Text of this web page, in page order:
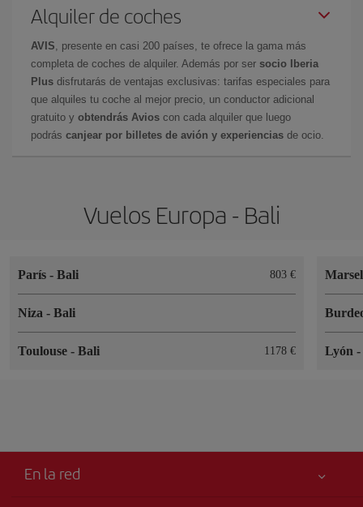
Alquiler de coches
AVIS , presente en casi 200 países, te ofrece la gama más
completa de coches de alquiler. Además por ser socio Iberia
Plus disfrutarás de ventajas exclusivas: tarifas especiales para
que alquiles tu coche al mejor precio, un conductor adicional
gratuito y obtendrás Avios con cada alquiler que luego
podrás canjear por billetes de avión y experiencias de ocio.
Vuelos Europa - Bali
París - Bali 803 €
Niza - Bali
Toulouse - Bali 1178 € Lyón
En la red